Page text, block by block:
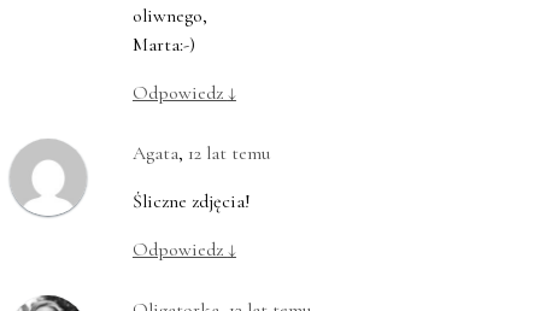
oliwnego,
Marta:-)
Odpowiedz ↓
Agata, 12 lat temu
Śliczne zdjęcia!
Odpowiedz ↓